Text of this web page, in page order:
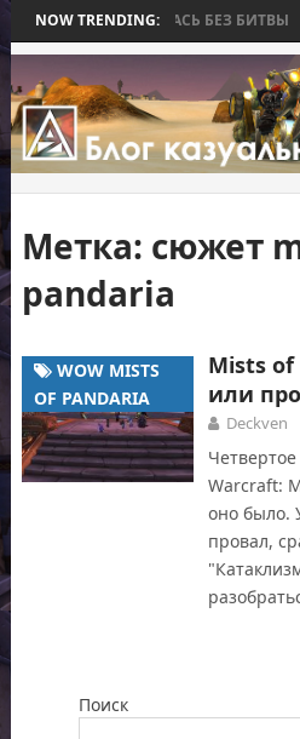
NOW TRENDING:
КОТОРАЯ ЗАКОНЧИЛАСЬ БЕЗ БИТВЫ
Метка: сюжет
pandaria
WOW MISTS
OF PANDARIA
Mists
или
Deckven
Warcraft:
оно было.
провал,
Поиск